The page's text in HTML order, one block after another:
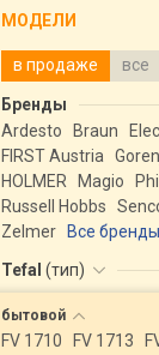
МОДЕЛИ
в продаже все
Бренды
Ardesto
Braun
FIRST Austria
HOLMER
Magio
Russell Hobbs
Zelmer
Все бренды
Tefal (тип)
бытовой
FV 1710 FV 1713